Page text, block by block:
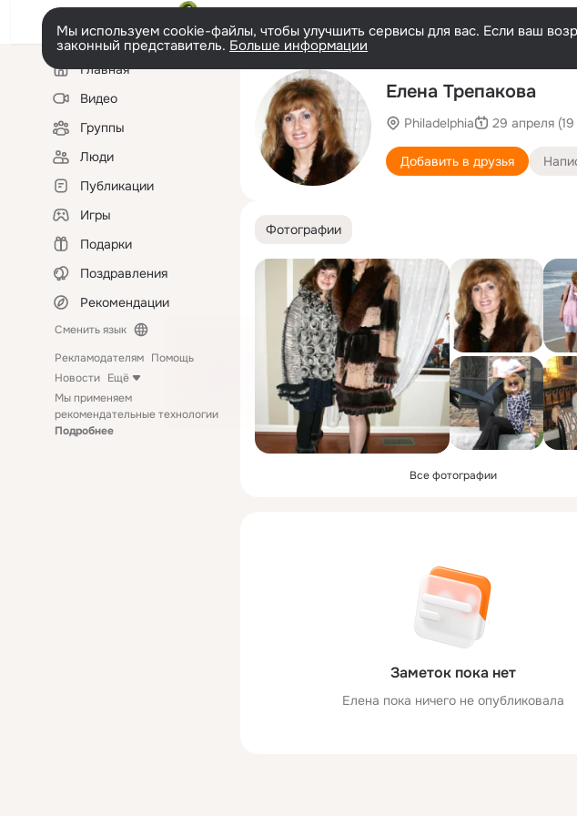
Мы используем cookie-файлы, чтобы улучшить сервисы для вас. Если ваш
законный представитель. Больше информации
Левая
колонкаГлавная
Видео
Группы
Люди
Публикации
Игры
Подарки
Поздравления
Рекомендации
Сменить язык
Рекламодателям Помощь
Новости Ещё
Мы применяем
рекомендательные технологии
Подробнее
Елена Трепакова
Philadelphia 29 апреля
Добавить в друзья
Фотографии
Все фотографии
Заметок пока нет
Елена пока ничего не опубликовала